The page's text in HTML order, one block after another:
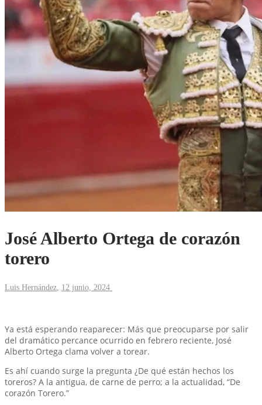
José Alberto Ortega de corazón
torero
Luis Hernández, 12 junio, 2024
Ya está esperando reaparecer: Más que preocuparse por salir
del dramático percance ocurrido en febrero reciente, José
Alberto Ortega clama volver a torear.
Es ahí cuando surge la pregunta ¿De qué están hechos los
toreros? A la antigua, de carne de perro; a la actualidad, “De
corazón Torero.”